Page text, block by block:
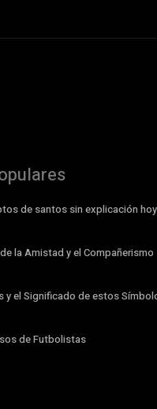
de santos sin explicación hoy
la Amistad y el Compañerismo
y el Significado de estos
de Futbolistas